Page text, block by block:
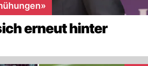
erneut hinter